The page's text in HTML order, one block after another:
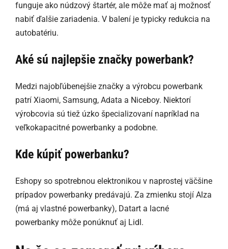
funguje ako núdzový štartér, ale môže mať aj možnosť
nabiť ďalšie zariadenia. V balení je typicky redukcia na
autobatériu.
Aké sú najlepšie značky powerbank?
Medzi najobľúbenejšie značky a výrobcu powerbank
patrí Xiaomi, Samsung, Adata a Niceboy. Niektorí
výrobcovia sú tiež úzko špecializovaní napríklad na
veľkokapacitné powerbanky a podobne.
Kde kúpiť powerbanku?
Eshopy so spotrebnou elektronikou v naprostej väčšine
prípadov powerbanky predávajú. Za zmienku stojí Alza
(má aj vlastné powerbanky), Datart a lacné
powerbanky môže ponúknuť aj Lidl.